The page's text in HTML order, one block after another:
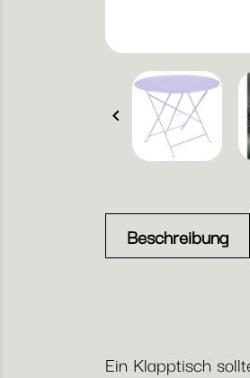

Beschreibung
Ein Klapptisch